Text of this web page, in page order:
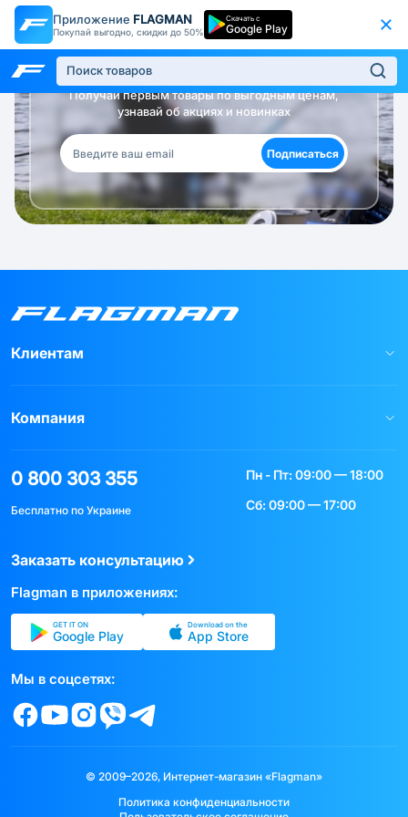
Приложение FLAGMAN
Покупай выгодно, скидки до 50%
Скачать с
Google Play
Будь в курсе!
Получай первым товары по выгодным ценам,
узнавай об акциях и новинках
Подписаться
Клиентам
Компания
0 800 303 355
Бесплатно по Украине
Пн - Пт: 09:00 — 18:00
Сб: 09:00 — 17:00
Заказать консультацию
Flagman в приложениях:
GET IT ON
Google Play
Download on the
App Store
Мы в соцсетях:
© 2009–2026, Интернет-магазин «Flagman»
Политика конфиденциальности